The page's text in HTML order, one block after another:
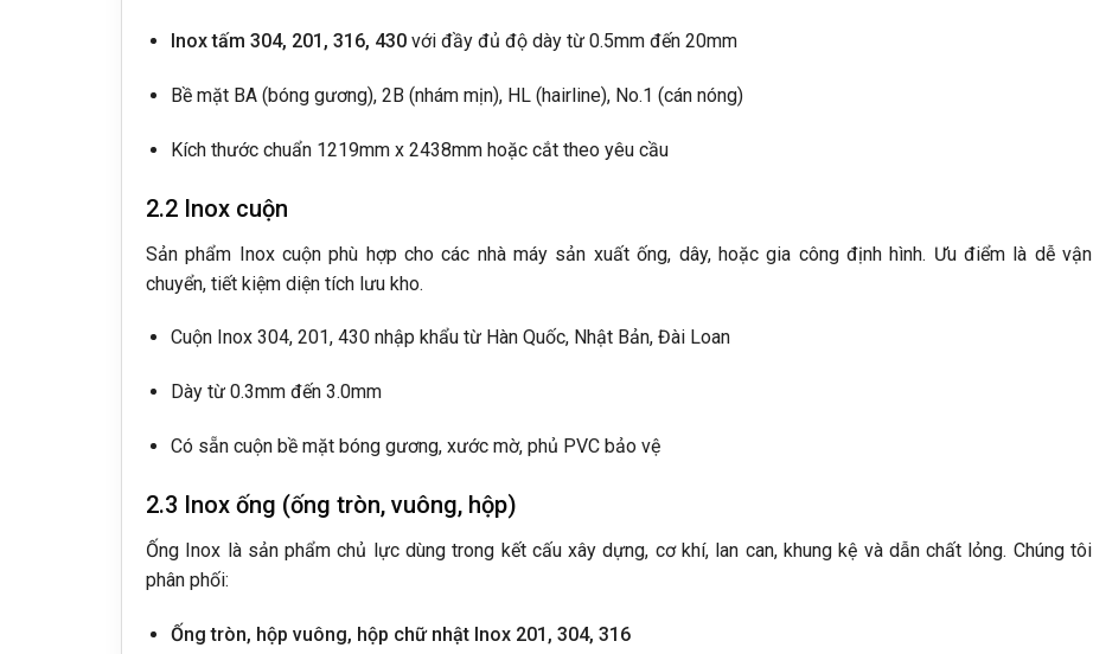
Inox tấm 304, 201, 316, 430với đầy đủ độ dày từ 0.5mm đến 20mm
Bề mặt BA (bóng gương), 2B (nhám mịn), HL (hairline), No.1 (cán nóng)
Kích thước chuẩn 1219mm x 2438mm hoặc cắt theo yêu cầu
2.2 Inox cuộn
Sản phẩm Inox cuộn phù hợp cho các nhà máy sản xuất ống, dây, hoặc gia công định hình. Ưu điểm là dễ vận
chuyển, tiết kiệm diện tích lưu kho.
Cuộn Inox 304, 201, 430 nhập khẩu từ Hàn Quốc, Nhật Bản, Đài Loan
Dày từ 0.3mm đến 3.0mm
Có sẵn cuộn bề mặt bóng gương, xước mờ, phủ PVC bảo vệ
2.3 Inox ống (ống tròn, vuông, hộp)
Ống Inox là sản phẩm chủ lực dùng trong kết cấu xây dựng, cơ khí, lan can, khung kệ và dẫn chất lỏng. Chúng tôi
phân phối:
Ống tròn, hộp vuông, hộp chữ nhật Inox 201, 304, 316